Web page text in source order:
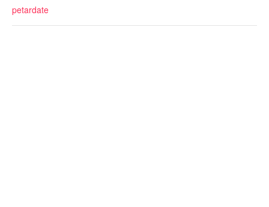
petardate